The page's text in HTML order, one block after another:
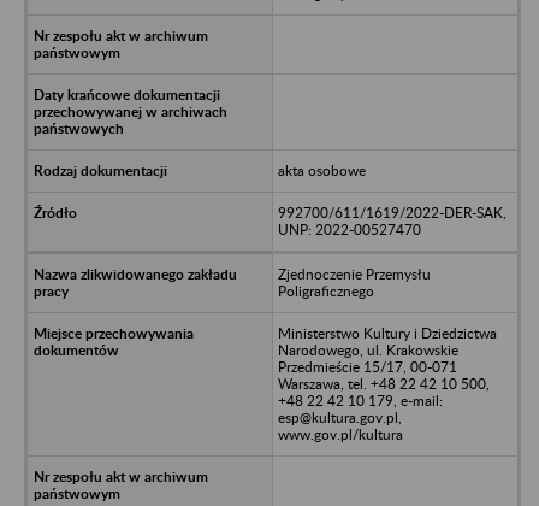
akta osobowe
992700/611/1619/2022-DER-SAK,
UNP: 2022-00527470
Zjednoczenie Przemysłu
Poligraficznego
Ministerstwo Kultury i Dziedzictwa
Narodowego, ul. Krakowskie
Przedmieście 15/17, 00-071
Warszawa, tel. +48 22 42 10 500,
+48 22 42 10 179, e-mail:
esp@kultura.gov.pl,
www.gov.pl/kultura